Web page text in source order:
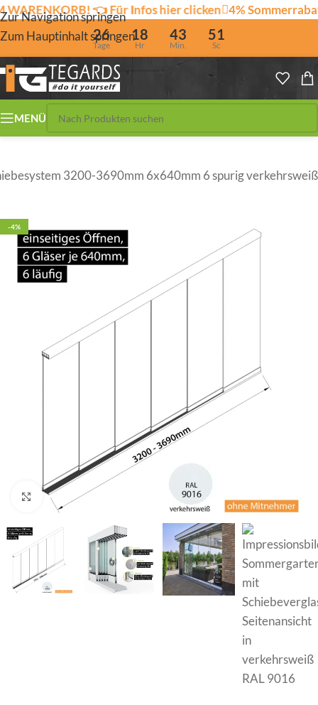
Zur Navigation springen
Zum Hauptinhalt springen
👈 Für Infos hier clicken 4% Sommerrabatt
26
Tage
18
Hr
43
Min.
51
Sc
MENÜ
3200-3690mm 6x640mm 6 spurig verkehrsweiß
-4%
Zum Vergrößern klicken